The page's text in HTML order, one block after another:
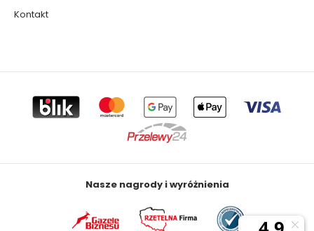
Kontakt
Nasze nagrody i wyróżnienia